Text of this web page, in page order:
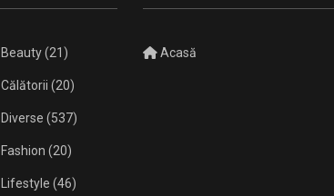
Beauty(21)
Călătorii (20)
Diverse (537)
Fashion (20)
Lifestyle (46)
Acasă